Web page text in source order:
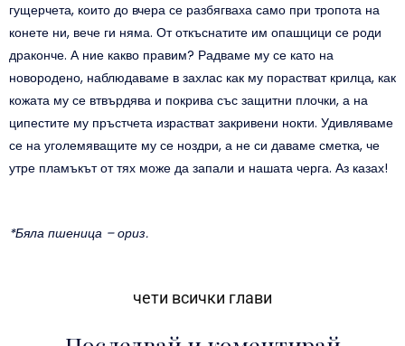
гущерчета, които до вчера се разбягваха само при тропота на
конете ни, вече ги няма. От откъснатите им опашцици се роди
драконче. А ние какво правим? Радваме му се като на
новородено, наблюдаваме в захлас как му порастват крилца, как
кожата му се втвърдява и покрива със защитни плочки, а на
ципестите му пръстчета израстват закривени нокти. Удивляваме
се на уголемяващите му се ноздри, а не си даваме сметка, че
утре пламъкът от тях може да запали и нашата черга. Аз казах!
*Бяла пшеница – ориз.
чети всички глави